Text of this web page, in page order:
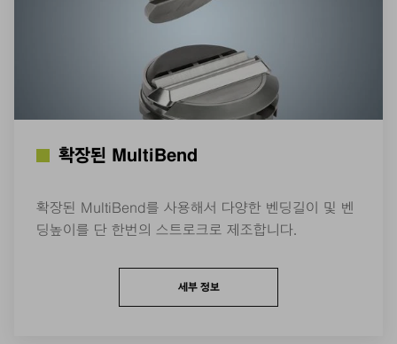
확장된 MultiBend
확장된 MultiBend를 사용해서 다양한 벤딩길이 및 벤
딩높이를 단 한번의 스트로크로 제조합니다.
세부 정보